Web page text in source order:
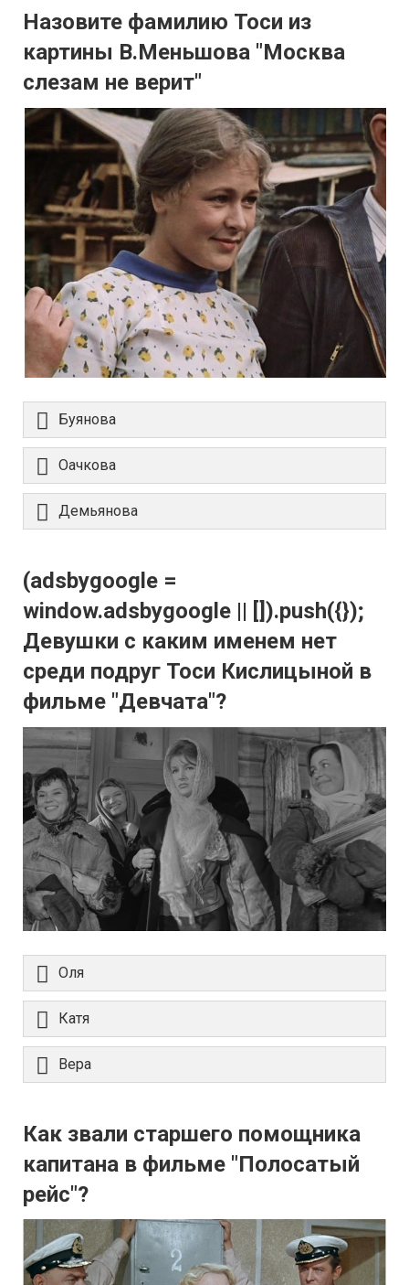
Назовите фамилию Тоси из
картины В.Меньшова "Москва
слезам не верит"
Буянова
Оачкова
Демьянова
(adsbygoogle =
window.adsbygoogle || []).push({});
Девушки с каким именем нет
среди подруг Тоси Кислицыной в
фильме "Девчата"?
Оля
Катя
Вера
Как звали старшего помощника
капитана в фильме "Полосатый
рейс"?